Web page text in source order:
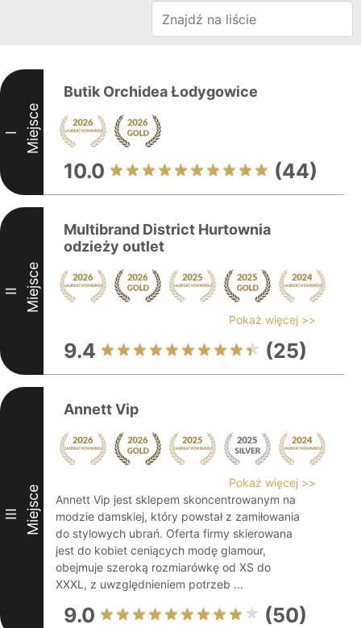
I Miejsce
Butik Orchidea Łodygowice
10.0 (44)
II Miejsce
Multibrand District Hurtownia
odzieży outlet
Pokaż więcej >>
9.4 (25)
III Miejsce
Annett Vip
Pokaż więcej >>
Annett Vip jest sklepem skoncentrowanym na
modzie damskiej, który powstał z zamiłowania
do stylowych ubrań. Oferta firmy skierowana
jest do kobiet ceniących modę glamour,
obejmuje szeroką rozmiarówkę od XS do
XXXL, z uwzględnieniem potrzeb ...
9.0 (50)